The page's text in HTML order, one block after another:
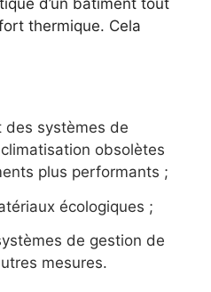
thermique. Cela
des systèmes de
obsolètes
plus performants ;
écologiques ;
de gestion de
mesures.